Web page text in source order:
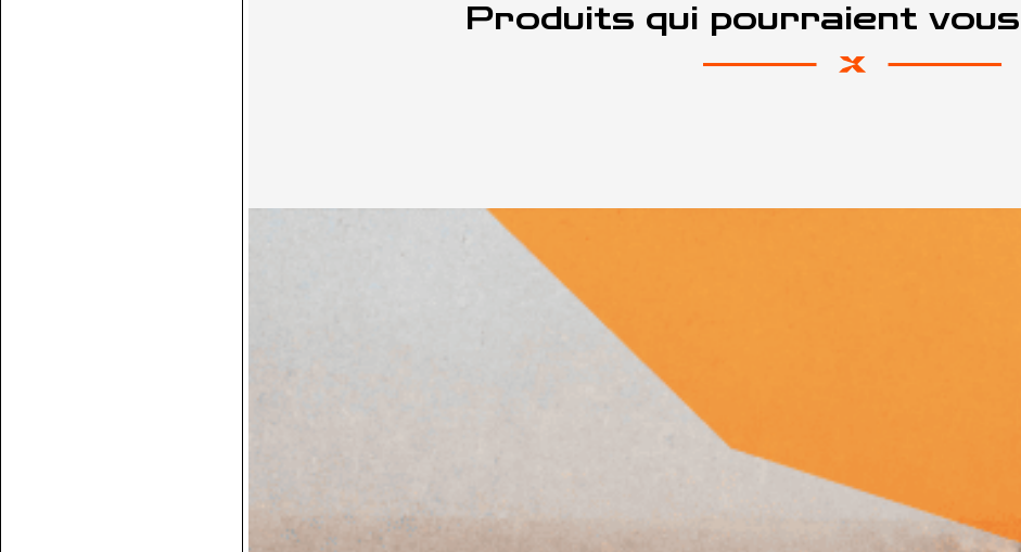
Produits qui pourraient